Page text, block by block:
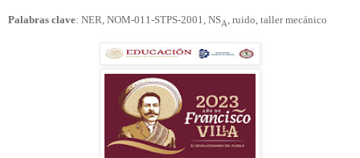
Palabras clave: NER, NOM-011-STPS-2001, NSA, ruido, taller mecánico